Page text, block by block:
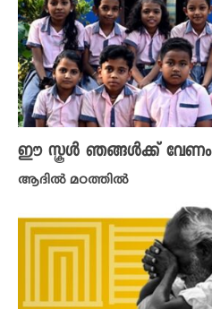
ഈ സ്കൂൾ ഞങ്ങൾക്ക് വേണം
ആദിൽ മഠത്തിൽ